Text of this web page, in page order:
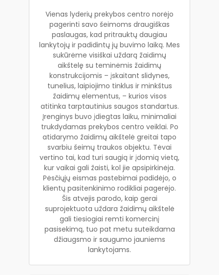
Vienas lyderių prekybos centro norėjo
pagerinti savo šeimoms draugiškas
paslaugas, kad pritrauktų daugiau
lankytojų ir padidintų jų buvimo laiką. Mes
sukūrėme visiškai uždarą žaidimų
aikštelę su teminėmis žaidimų
konstrukcijomis – įskaitant slidynes,
tunelius, laipiojimo tinklus ir minkštus
žaidimų elementus, – kurios visos
atitinka tarptautinius saugos standartus.
Įrenginys buvo įdiegtas laiku, minimaliai
trukdydamas prekybos centro veiklai. Po
atidarymo žaidimų aikštelė greitai tapo
svarbiu šeimų traukos objektu. Tėvai
vertino tai, kad turi saugią ir įdomią vietą,
kur vaikai gali žaisti, kol jie apsipirkinėja.
Pėsčiųjų eismas pastebimai padidėjo, o
klientų pasitenkinimo rodikliai pagerėjo.
Šis atvejis parodo, kaip gerai
suprojektuota uždara žaidimų aikštelė
gali tiesiogiai remti komercinį
pasisekimą, tuo pat metu suteikdama
džiaugsmo ir saugumo jauniems
lankytojams.